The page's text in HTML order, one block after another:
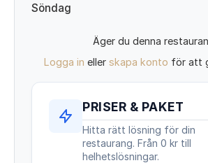
Söndag
Äger du denna
Logga in eller skapa konto för att
PRISER & PAKET
Hitta rätt lösning för din
restaurang. Från 0 kr till
helhetslösningar.